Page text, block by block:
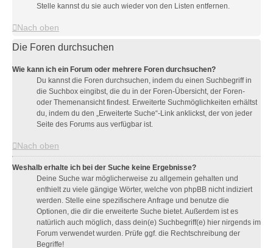
Stelle kannst du sie auch wieder von den Listen entfernen.
Nach oben
Die Foren durchsuchen
Wie kann ich ein Forum oder mehrere Foren durchsuchen?
Du kannst die Foren durchsuchen, indem du einen Suchbegriff in
die Suchbox eingibst, die du in der Foren-Übersicht, der Foren-
oder Themenansicht findest. Erweiterte Suchmöglichkeiten erhältst
du, indem du den „Erweiterte Suche“-Link anklickst, der von jeder
Seite des Forums aus verfügbar ist.
Nach oben
Weshalb erhalte ich bei der Suche keine Ergebnisse?
Deine Suche war möglicherweise zu allgemein gehalten und
enthielt zu viele gängige Wörter, welche von phpBB nicht indiziert
werden. Stelle eine spezifischere Anfrage und benutze die
Optionen, die dir die erweiterte Suche bietet. Außerdem ist es
natürlich auch möglich, dass dein(e) Suchbegriff(e) hier nirgends im
Forum verwendet wurden. Prüfe ggf. die Rechtschreibung der
Begriffe!